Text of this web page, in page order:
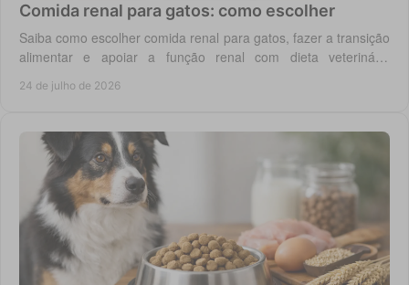
Comida renal para gatos: como escolher
Saiba como escolher comida renal para gatos, fazer a transição
alimentar e apoiar a função renal com dieta veterinária
24 de julho de 2026